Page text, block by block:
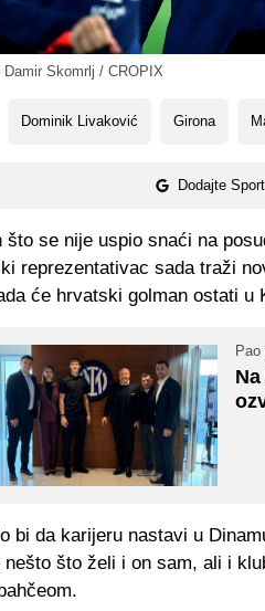
Damir Skomrlj / CROPIX
Dominik Livaković Girona
Dodajte
što se nije uspio snaći na
reprezentativac sada traži
će hrvatski golman ostati u
Pao
bi da karijeru nastavi u
nešto što želi i on sam, ali i